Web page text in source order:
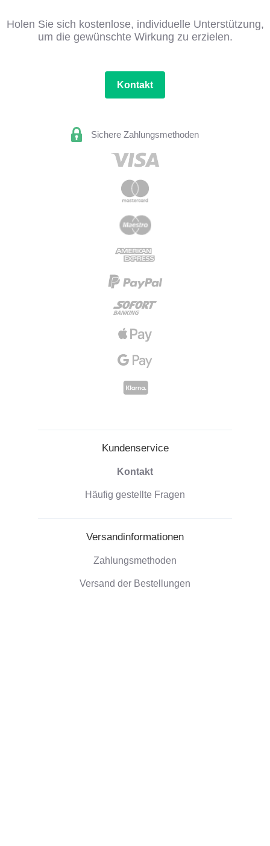
Holen Sie sich kostenlose, individuelle Unterstützung,
um die gewünschte Wirkung zu erzielen.
Kontakt
Sichere Zahlungsmethoden
Kundenservice
Kontakt
Häufig gestellte Fragen
Versandinformationen
Zahlungsmethoden
Versand der Bestellungen